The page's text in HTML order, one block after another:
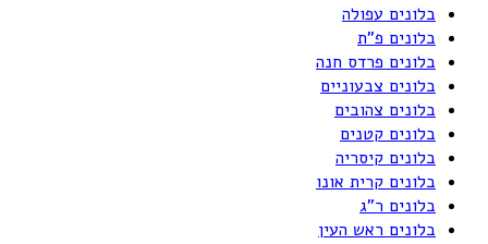
בלונים עפולה
בלונים פ"ת
בלונים פרדס חנה
בלונים צבעוניים
בלונים צהובים
בלונים קטנים
בלונים קיסריה
בלונים קרית אונו
בלונים ר"ג
בלונים ראש העין